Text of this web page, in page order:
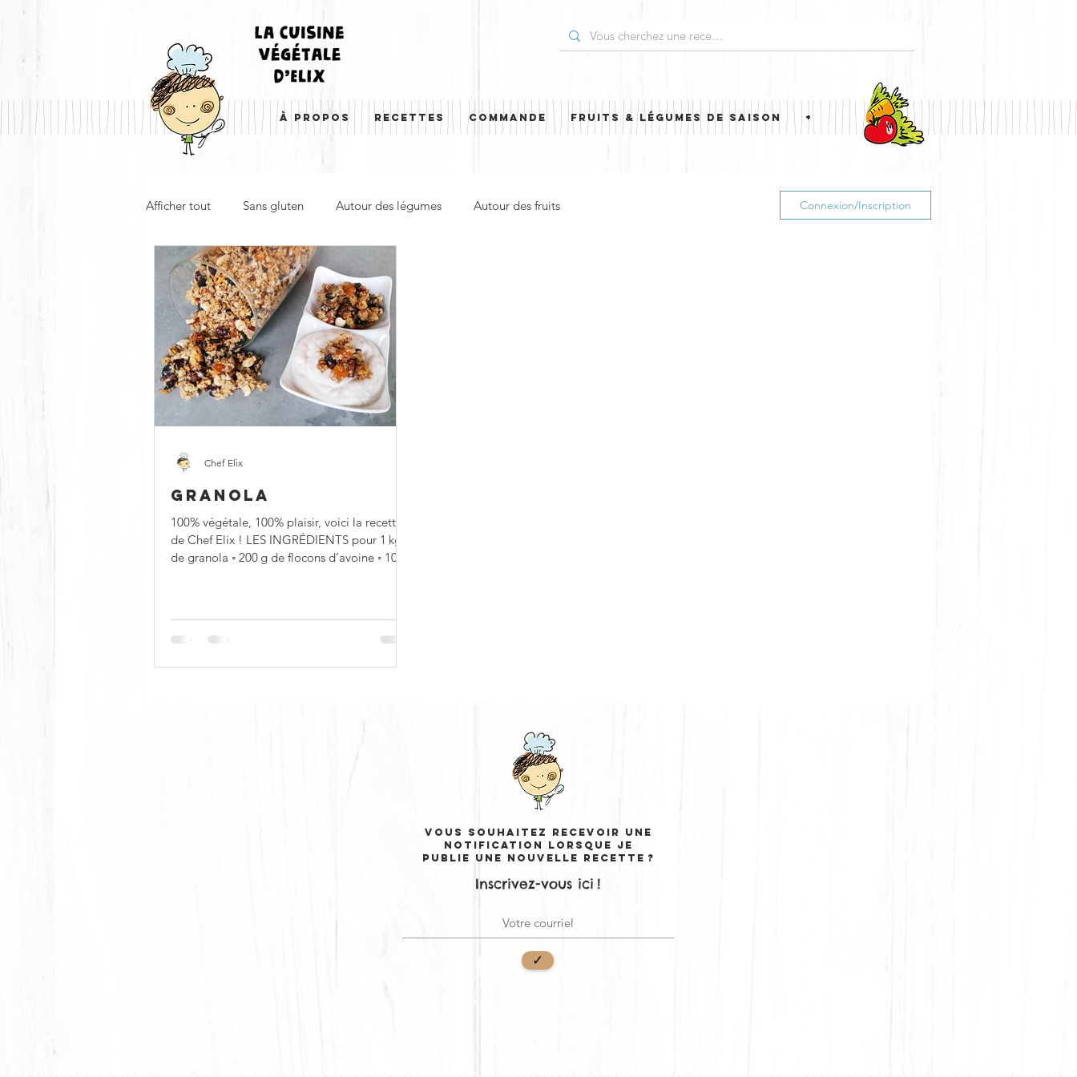
À PROPOS RECETTES COMMANDE FRUITS & LÉGUMES DE SAISON +
Afficher tout Sans gluten Autour des légumes Autour des fruits
Boulangerie, pâtisserie & desserts
Plat principal & plat complet Pour les Fêtes
Froid Chaud Sucré Salé
Connexion/Inscription
GRANOLA
100% végétale, 100% plaisir, voici la recette
de Chef Elix ! LES INGRÉDIENTS pour 1 kg
de granola ◦ 200 g de flocons d’avoine ◦ 100
Chef Elix
Vous souhaitez recevoir une
notification lorsque je
publie une nouvelle recette ?
Inscrivez-vous ici !
✓